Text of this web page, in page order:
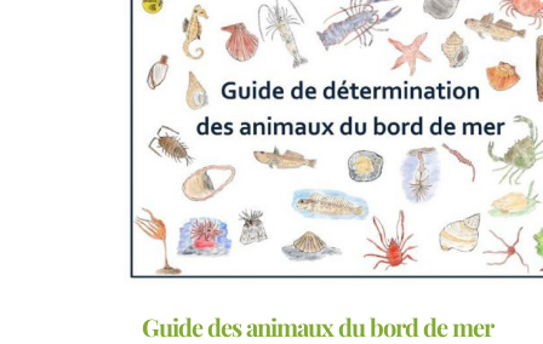
Guide des animaux du bord de mer